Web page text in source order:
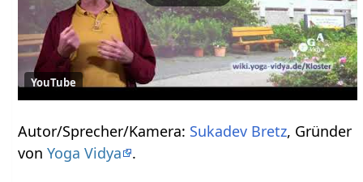
YouTube
Autor/Sprecher/Kamera: Sukadev Bretz, Gründer
vonYoga Vidya .